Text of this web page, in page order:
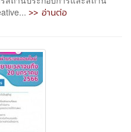
>> อ่านต่อ